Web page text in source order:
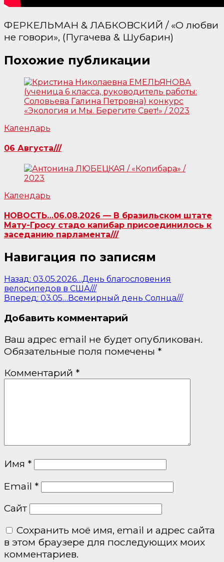
ФЕРКЕЛЬМАН & ЛАБКОВСКИЙ / «О любви
не говори», (Пугачева & Шубарин)
Похожие публикации
Календарь
06 Августа///
Календарь
НОВОСТЬ…06.08.2026 — В бразильском штате
Мату-Гросу стадо капибар присоединилось к
заседанию парламента///
Навигация по записям
Назад: 03.05.2026…День благословения
велосипедов в США///
Вперед: 03.05…Всемирный день Солнца///
Добавить комментарий
Ваш адрес email не будет опубликован.
Обязательные поля помечены *
Комментарий *
Имя *
Email *
Сайт
Сохранить моё имя, email и адрес сайта
в этом браузере для последующих моих
комментариев.